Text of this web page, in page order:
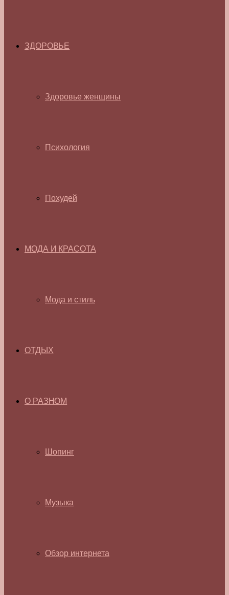
ЗДОРОВЬЕ
Здоровье женщины
Психология
Похудей
МОДА И КРАСОТА
Мода и стиль
ОТДЫХ
О РАЗНОМ
Шопинг
Музыка
Обзор интернета